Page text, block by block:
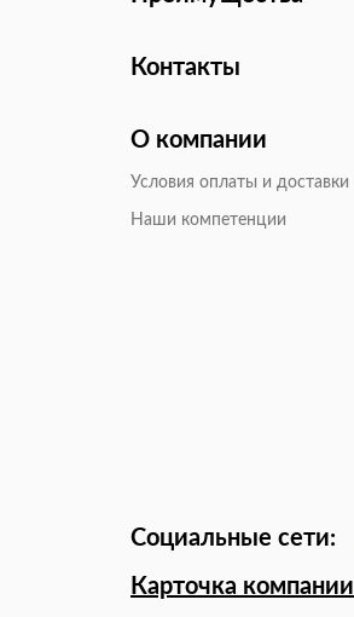
Контакты
О компании
Условия оплаты и доставки
Наши компетенции
Карточка компании